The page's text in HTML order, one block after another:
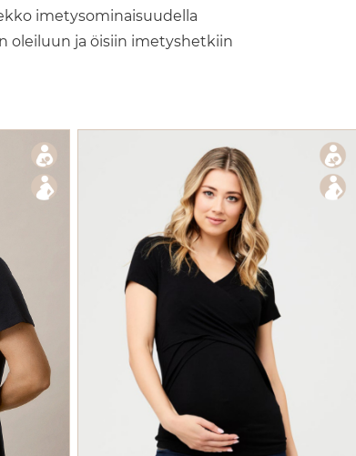
imetysominaisuudella
oleiluun ja öisiin imetyshetkiin